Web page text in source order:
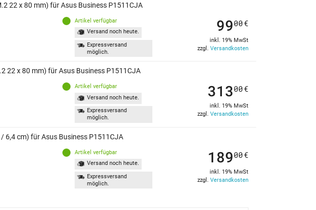
22 x 80 mm) für Asus Business P1511CJA
Artikel verfügbar
Versand noch heute.
Expressversand
möglich.
9900 €
inkl. 19% MwSt
zzgl. Versandkosten
22 x 80 mm) für Asus Business P1511CJA
Artikel verfügbar
Versand noch heute.
Expressversand
möglich.
31300 €
inkl. 19% MwSt
zzgl. Versandkosten
6,4 cm) für Asus Business P1511CJA
Artikel verfügbar
Versand noch heute.
Expressversand
möglich.
18900 €
inkl. 19% MwSt
zzgl. Versandkosten